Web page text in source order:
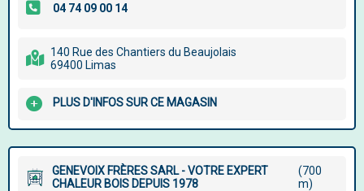
140 Rue des Chantiers du Beaujolais
69400 Limas
PLUS D'INFOS SUR CE MAGASIN
GENEVOIX FRÈRES SARL - VOTRE EXPERT
CHALEUR BOIS DEPUIS 1978
(700
m)